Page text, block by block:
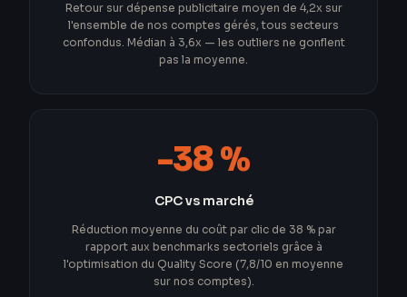
Retour sur dépense publicitaire moyen de 4,2x sur
l'ensemble de nos comptes gérés, tous secteurs
confondus. Médian à 3,6x — les outliers ne gonflent
pas la moyenne.
-38 %
CPC vs marché
Réduction moyenne du coût par clic de 38 % par
rapport aux benchmarks sectoriels grâce à
l'optimisation du Quality Score (7,8/10 en moyenne
sur nos comptes).